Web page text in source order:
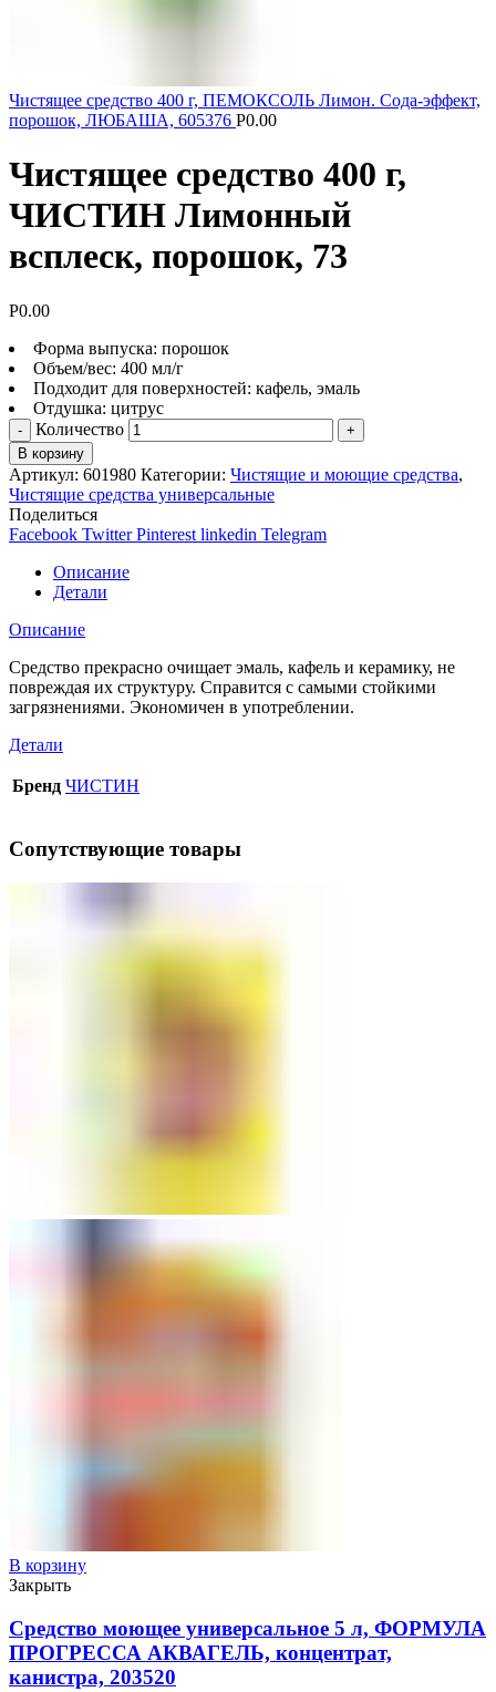
Чистящее средство 400 г, ПЕМОКСОЛЬ Лимон. Сода-эффект,
порошок, ЛЮБАША, 605376 Р0.00
Чистящее средство 400 г,
ЧИСТИН Лимонный
всплеск, порошок, 73
Р0.00
Форма выпуска: порошок
Объем/вес: 400 мл/г
Подходит для поверхностей: кафель, эмаль
Отдушка: цитрус
Количество
В корзину
Артикул: 601980 Категории: Чистящие и моющие средства,
Чистящие средства универсальные
Поделиться
Facebook Twitter Pinterest linkedin Telegram
Описание
Детали
Описание
Средство прекрасно очищает эмаль, кафель и керамику, не
повреждая их структуру. Справится с самыми стойкими
загрязнениями. Экономичен в употреблении.
Детали
Бренд ЧИСТИН
Сопутствующие товары
В корзину
Закрыть
Средство моющее универсальное 5 л, ФОРМУЛА
ПРОГРЕССА АКВАГЕЛЬ, концентрат,
канистра, 203520